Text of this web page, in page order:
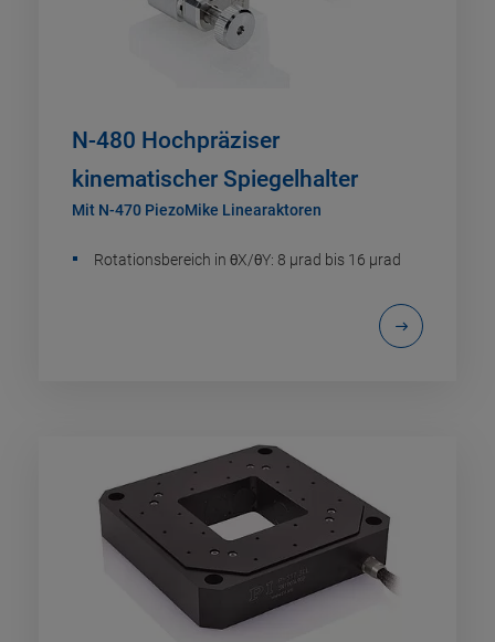
N-480 Hochpräziser
kinematischer Spiegelhalter
Mit N-470 PiezoMike Linearaktoren
Rotationsbereich in θX/θY: 8 µrad bis 16 µrad